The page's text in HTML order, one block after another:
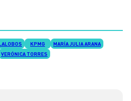
KPMG
MARÍA JULIA ARANA
VERÓNICA TORRES